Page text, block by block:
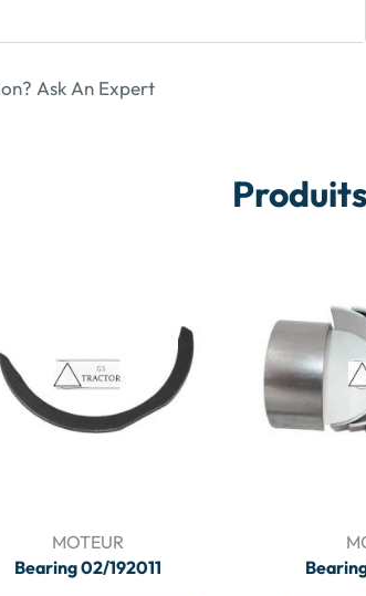
Ask An Expert
MOTEUR
Bearing 02/192011